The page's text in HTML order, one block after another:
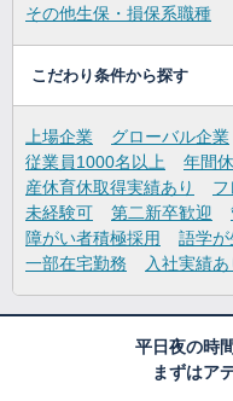
その他生保・損保系職種
こだわり条件から探す
上場企業 グローバル企業
従業員1000名以上
年間
産休育休取得実績あり
未経験可
第二新卒歓迎
障がい者積極採用
語学が
一部在宅勤務
入社実績あ
平日夜の時
まずはア